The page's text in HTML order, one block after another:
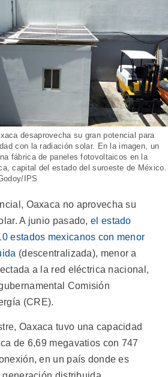
desaprovecha su gran potencial para
con la radiación solar. En la imagen, un
fábrica de paneles fotovoltaicos en la
capital del estado del suroeste de México.
IPS
Oaxaca no aprovecha su
A junio pasado,el estado
estados mexicanos con menor
(descentralizada), menor a
a la red eléctrica nacional,
Comisión
(CRE).
Oaxaca tuvo una capacidad
de 6,69 megavatios con 747
en un país donde es